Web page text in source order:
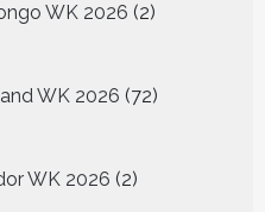
WK 2026 2
producten
WK 2026 72
producten
WK 2026 2
producten